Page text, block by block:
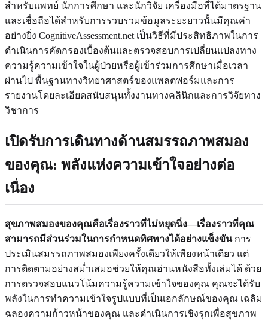
สำหรับแพทย์ นักการศึกษา และนักวิจัย เครื่องมือที่ได้มาตรฐาน
และเชื่อถือได้สำหรับการรวบรวมข้อมูลระยะยาวนั้นมีคุณค่า
อย่างยิ่ง CognitiveAssessment.net เป็นวิธีที่มีประสิทธิภาพในการ
ดำเนินการคัดกรองเบื้องต้นและตรวจสอบการเปลี่ยนแปลงทาง
ความรู้ความเข้าใจในผู้ป่วยหรือผู้เข้าร่วมการศึกษาเมื่อเวลา
ผ่านไป พื้นฐานทางวิทยาศาสตร์ของแพลตฟอร์มและการ
รายงานโดยละเอียดสนับสนุนทั้งงานทางคลินิกและการวิจัยทาง
วิชาการ
เปิดรับการเดินทางด้านสมรรถภาพสมอง
ของคุณ: พลังแห่งความเข้าใจอย่างต่อ
เนื่อง
สุขภาพสมองของคุณคือเรื่องราวที่ไม่หยุดนิ่ง—เรื่องราวที่คุณ
สามารถมีส่วนร่วมในการกำหนดทิศทางได้อย่างแข็งขันการ
ประเมินสมรรถภาพสมองเพียงครั้งเดียวให้เพียงหน้าเดียว แต่
การติดตามอย่างสม่ำเสมอช่วยให้คุณอ่านหนังสือทั้งเล่มได้ ด้วย
การตรวจสอบแนวโน้มความรู้ความเข้าใจของคุณ คุณจะได้รับ
พลังในการทำความเข้าใจรูปแบบที่เป็นเอกลักษณ์ของคุณ เฉลิม
ฉลองความก้าวหน้าของคุณ และดำเนินการเชิงรุกเพื่อสุขภาพ